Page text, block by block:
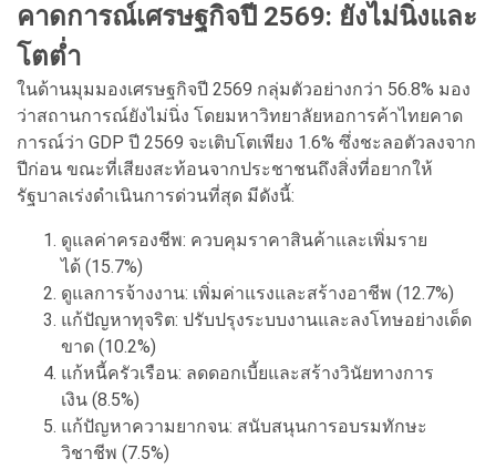
คาดการณ์เศรษฐกิจปี 2569: ยังไม่นิ่งและ
โตต่ำ
ในด้านมุมมองเศรษฐกิจปี 2569 กลุ่มตัวอย่างกว่า 56.8% มอง
ว่าสถานการณ์ยังไม่นิ่ง โดยมหาวิทยาลัยหอการค้าไทยคาด
การณ์ว่า GDP ปี 2569 จะเติบโตเพียง 1.6% ซึ่งชะลอตัวลงจาก
ปีก่อน ขณะที่เสียงสะท้อนจากประชาชนถึงสิ่งที่อยากให้
รัฐบาลเร่งดำเนินการด่วนที่สุด มีดังนี้:
ดูแลค่าครองชีพ: ควบคุมราคาสินค้าและเพิ่มราย
ได้ (15.7%)
ดูแลการจ้างงาน: เพิ่มค่าแรงและสร้างอาชีพ (12.7%)
แก้ปัญหาทุจริต: ปรับปรุงระบบงานและลงโทษอย่างเด็ด
ขาด (10.2%)
แก้หนี้ครัวเรือน: ลดดอกเบี้ยและสร้างวินัยทางการ
เงิน (8.5%)
แก้ปัญหาความยากจน: สนับสนุนการอบรมทักษะ
วิชาชีพ (7.5%)